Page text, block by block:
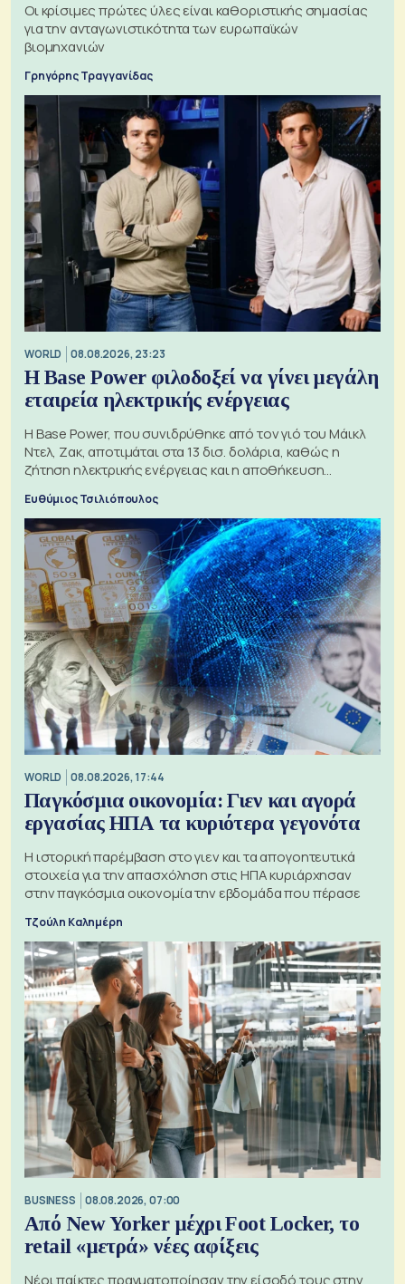
Οι κρίσιμες πρώτες ύλες είναι καθοριστικής σημασίας
για την ανταγωνιστικότητα των ευρωπαϊκών
βιομηχανιών
Γρηγόρης Τραγγανίδας
WORLD 08.08.2026, 23:23
Η Base Power φιλοδοξεί να γίνει μεγάλη
εταιρεία ηλεκτρικής ενέργειας
Η Base Power, που συνιδρύθηκε από τον γιό του Μάικλ
Ντελ, Ζακ, αποτιμάται στα 13 δισ. δολάρια, καθώς η
ζήτηση ηλεκτρικής ενέργειας και η αποθήκευση
Ευθύμιος Τσιλιόπουλος
WORLD 08.08.2026, 17:44
Παγκόσμια οικονομία: Γιεν και αγορά
εργασίας ΗΠΑ τα κυριότερα γεγονότα
Η ιστορική παρέμβαση στο γιεν και τα απογοητευτικά
στοιχεία για την απασχόληση στις ΗΠΑ κυριάρχησαν
στην παγκόσμια οικονομία την εβδομάδα που πέρασε
Τζούλη Καλημέρη
BUSINESS 08.08.2026, 07:00
Από New Yorker μέχρι Foot Locker, το
retail «μετρά» νέες αφίξεις
Νέοι παίκτες πραγματοποίησαν την είσοδό τους στην